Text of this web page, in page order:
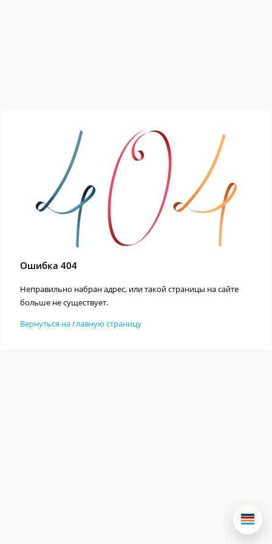
Ошибка 404
Неправильно набран адрес, или такой страницы на сайте
больше не существует.
Вернуться на главную страницу